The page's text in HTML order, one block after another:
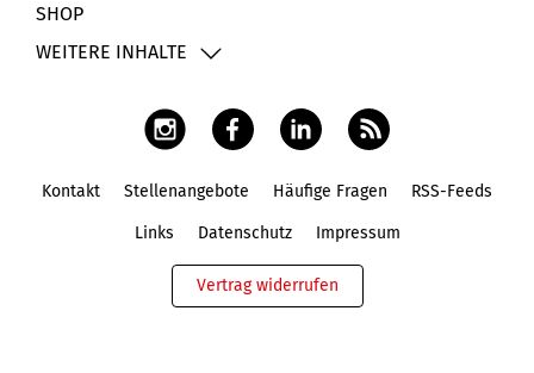
SHOP
WEITERE INHALTE
Kontakt Stellenangebote Häufige Fragen RSS-Feeds
Links Datenschutz Impressum
Vertrag widerrufen